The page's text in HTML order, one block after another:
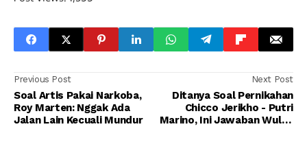
Previous Post
Soal Artis Pakai Narkoba,
Roy Marten: Nggak Ada
Jalan Lain Kecuali Mundur
Next Post
Ditanya Soal Pernikahan
Chicco Jerikho - Putri
Marino, Ini Jawaban Wulan